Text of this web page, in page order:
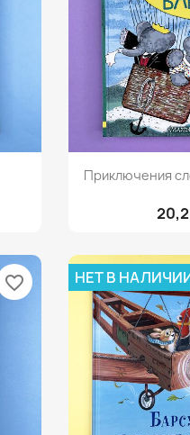

Приключения
favorite_border НЕТ В